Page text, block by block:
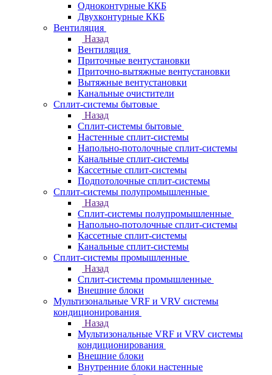
Одноконтурные ККБ
Двухконтурные ККБ
Вентиляция
Назад
Вентиляция
Приточные вентустановки
Приточно-вытяжные вентустановки
Вытяжные вентустановки
Канальные очистители
Сплит-системы бытовые
Назад
Сплит-системы бытовые
Настенные сплит-системы
Напольно-потолочные сплит-системы
Канальные сплит-системы
Кассетные сплит-системы
Подпотолочные сплит-системы
Сплит-системы полупромышленные
Назад
Сплит-системы полупромышленные
Напольно-потолочные сплит-системы
Кассетные сплит-системы
Канальные сплит-системы
Сплит-системы промышленные
Назад
Сплит-системы промышленные
Внешние блоки
Мультизональные VRF и VRV системы
кондиционирования
Назад
Мультизональные VRF и VRV системы
кондиционирования
Внешние блоки
Внутренние блоки настенные